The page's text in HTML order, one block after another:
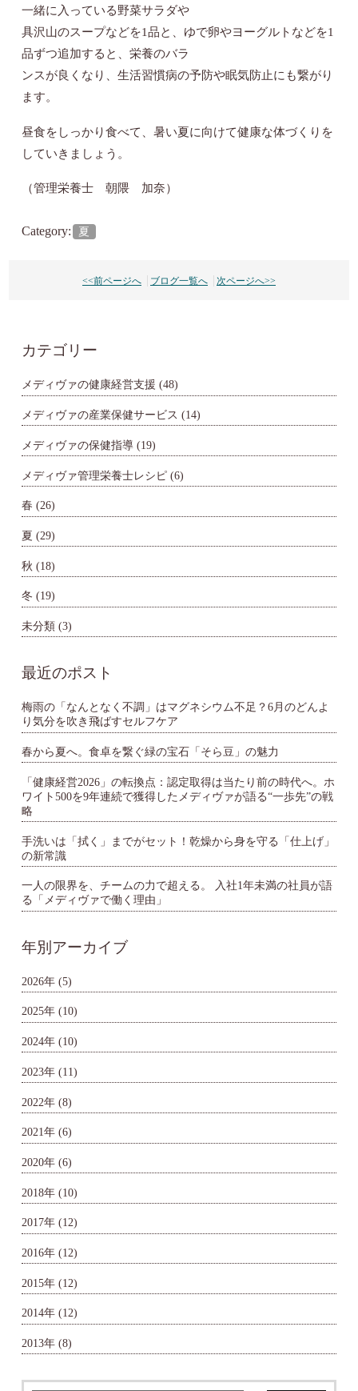
一緒に入っている野菜サラダや
具沢山のスープなどを1品と、ゆで卵やヨーグルトなどを1
品ずつ追加すると、栄養のバラ
ンスが良くなり、生活習慣病の予防や眠気防止にも繋がり
ます。
昼食をしっかり食べて、暑い夏に向けて健康な体づくりを
していきましょう。
（管理栄養士 朝隈 加奈）
Category: 夏
<<前ページへ ブログ一覧へ 次ページへ>>
カテゴリー
メディヴァの健康経営支援 (48)
メディヴァの産業保健サービス (14)
メディヴァの保健指導 (19)
メディヴァ管理栄養士レシピ (6)
春 (26)
夏 (29)
秋 (18)
冬 (19)
未分類 (3)
最近のポスト
梅雨の「なんとなく不調」はマグネシウム不足？6月のどんよ
り気分を吹き飛ばすセルフケア
春から夏へ。食卓を繋ぐ緑の宝石「そら豆」の魅力
「健康経営2026」の転換点：認定取得は当たり前の時代へ。ホ
ワイト500を9年連続で獲得したメディヴァが語る“一歩先”の戦
略
手洗いは「拭く」までがセット！乾燥から身を守る「仕上げ」
の新常識
一人の限界を、チームの力で超える。 入社1年未満の社員が語
る「メディヴァで働く理由」
年別アーカイブ
2026年 (5)
2025年 (10)
2024年 (10)
2023年 (11)
2022年 (8)
2021年 (6)
2020年 (6)
2018年 (10)
2017年 (12)
2016年 (12)
2015年 (12)
2014年 (12)
2013年 (8)